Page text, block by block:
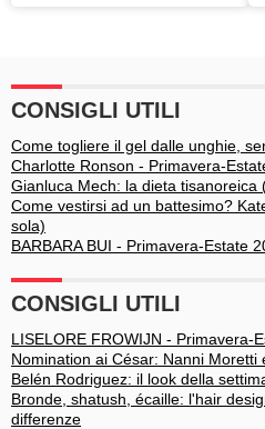
CONSIGLI UTILI
Come togliere il gel dalle unghie,
Charlotte Ronson - Primavera-
Gianluca Mech: la dieta tisanoreica
Come vestirsi ad un battesimo?
sola)
BARBARA BUI - Primavera-Estate
CONSIGLI UTILI
LISELORE FROWIJN - Primavera-
Nomination ai César: Nanni
Belén Rodriguez: il look della
Bronde, shatush, écaille: l'hair
differenze